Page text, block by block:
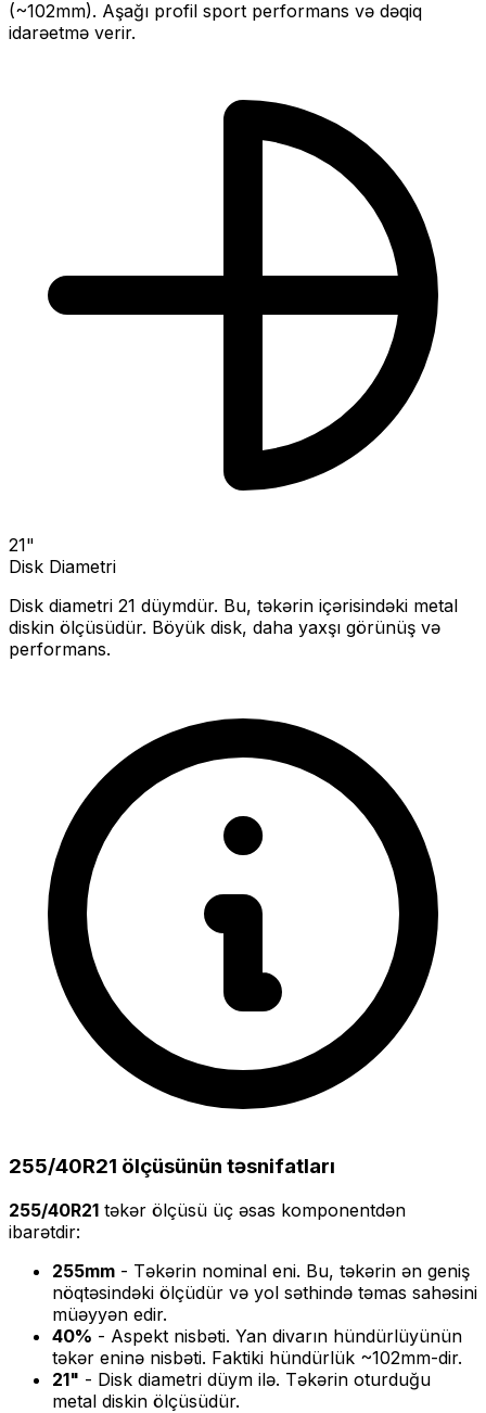
(~102mm). Aşağı profil sport performans və dəqiq
idarəetmə verir.
21"
Disk Diametri
Disk diametri 21 düymdür. Bu, təkərin içərisindəki metal
diskin ölçüsüdür. Böyük disk, daha yaxşı görünüş və
performans.
255/40R21 ölçüsünün təsnifatları
255/40R21 təkər ölçüsü üç əsas komponentdən
ibarətdir:
255mm - Təkərin nominal eni. Bu, təkərin ən geniş
nöqtəsindəki ölçüdür və yol səthində təmas sahəsini
müəyyən edir.
40% - Aspekt nisbəti. Yan divarın hündürlüyünün
təkər eninə nisbəti. Faktiki hündürlük ~102mm-dir.
21" - Disk diametri düym ilə. Təkərin oturduğu
metal diskin ölçüsüdür.